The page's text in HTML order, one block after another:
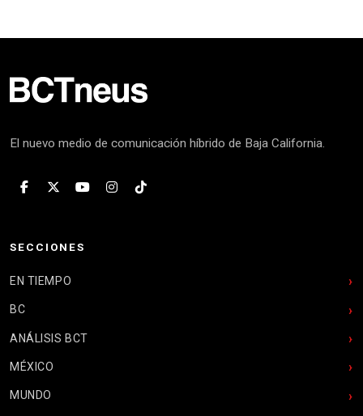
El nuevo medio de comunicación híbrido de Baja California.
SECCIONES
EN TIEMPO
BC
ANÁLISIS BCT
MÉXICO
MUNDO